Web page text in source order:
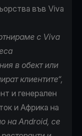
във Viva
с Viva
в обект или
клиентите“,
и генерален
и Африка на
на Android, се